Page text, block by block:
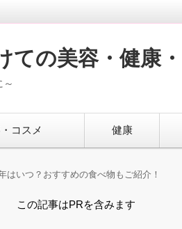
ての美容・健康
コスメ 健康
はいつ？おすすめの食べ物もご紹介！
この記事はPRを含みます